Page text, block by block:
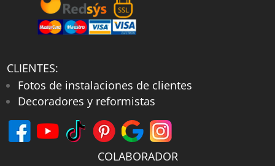
CLIENTES:
Fotos de instalaciones de clientes
Decoradores y reformistas
COLABORADOR